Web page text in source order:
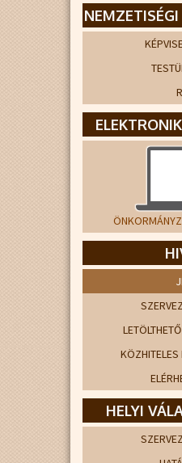
KÖZHITELES
HELYI